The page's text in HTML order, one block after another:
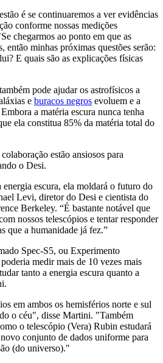
é se continuaremos a ver evidências
conforme nossas medições
chegarmos ao ponto em que as
então minhas próximas questões serão:
E quais são as explicações físicas
pode ajudar os astrofísicos a
e buracos negros evoluem e a
a matéria escura nunca tenha
ela constitua 85% da matéria total do
estão ansiosos para
o Desi.
escura, ela moldará o futuro do
Levi, diretor do Desi e cientista do
Berkeley. “É bastante notável que
nossos telescópios e tentar responder
que a humanidade já fez.”
Spec-S5, ou Experimento
medir mais de 10 vezes mais
tanto a energia escura quanto a
em ambos os hemisférios norte e sul
o céu", disse Martini. "Também
o telescópio (Vera) Rubin estudará
conjunto de dados uniforme para
(do universo)."